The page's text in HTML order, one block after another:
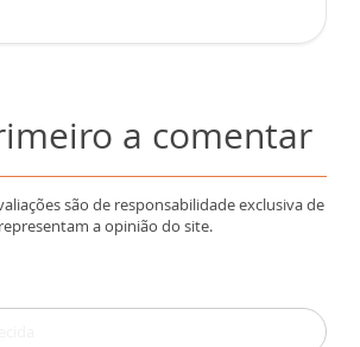
a comentar
são de responsabilidade exclusiva de
a opinião do site.